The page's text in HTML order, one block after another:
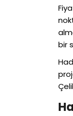
bir